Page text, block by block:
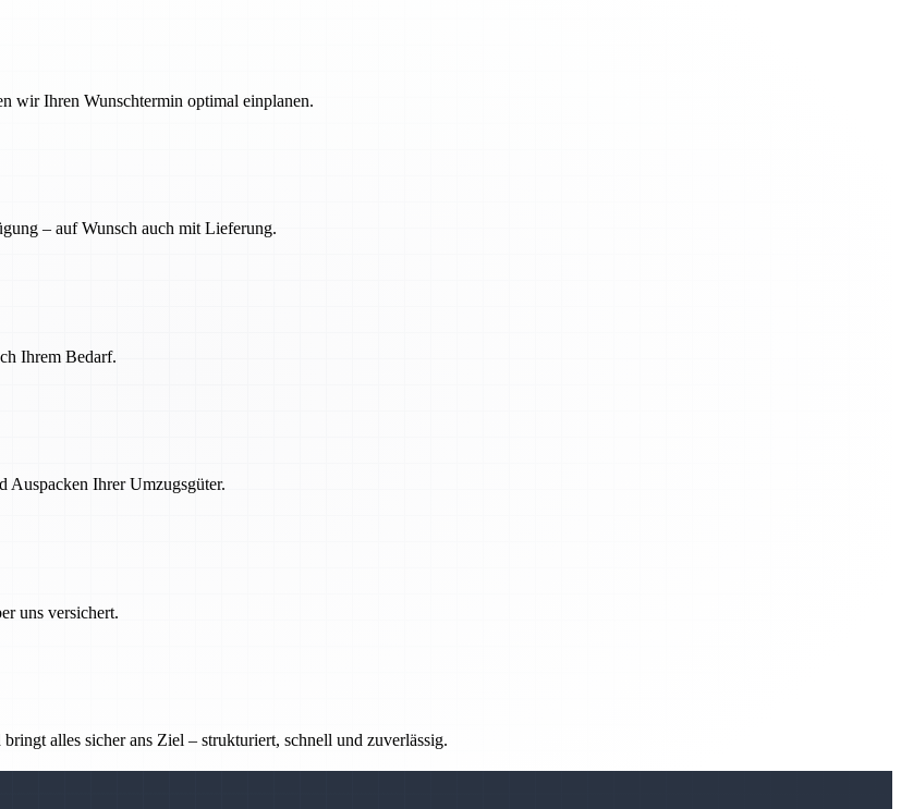
wir Ihren Wunschtermin optimal einplanen.
– auf Wunsch auch mit Lieferung.
Ihrem Bedarf.
Auspacken Ihrer Umzugsgüter.
uns versichert.
alles sicher ans Ziel – strukturiert, schnell und zuverlässig.